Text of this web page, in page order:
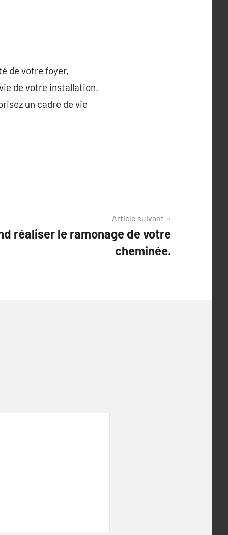
de votre foyer,
de votre installation.
un cadre de vie
Article suivant
réaliser le ramonage de votre
cheminée.